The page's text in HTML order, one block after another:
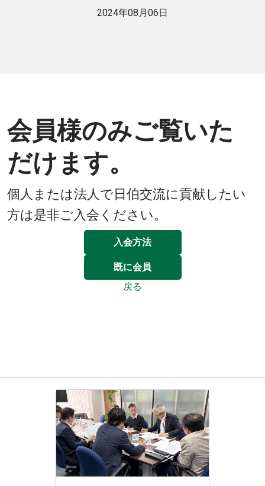
2024年08月06日
会員様のみご覧いた
だけます。
個人または法人で日伯交流に貢献したい
方は是非ご入会ください。
入会方法
既に会員
戻る